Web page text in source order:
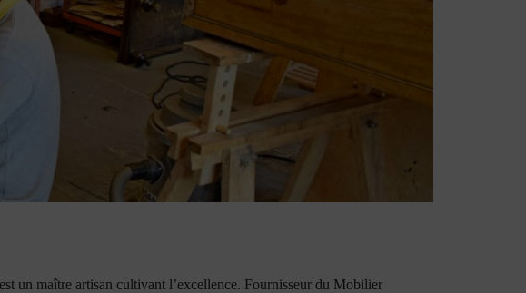
un maître artisan cultivant l’excellence. Fournisseur du Mobilier